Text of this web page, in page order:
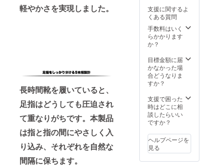
軽やかさを実現しました。
長時間靴を履いていると、
足指はどうしても圧迫され
て重なりがちです。本製品
は指と指の間にやさしく入
り込み、それぞれを自然な
間隔に保ちます。
SEBSシ
リコン
Donggu
an
Jiuhui
Industri
al
※この商
品は
OEMで
す。 商
につい
て 商品
サイ
ズ
3.5cm
素材
SEBSシ
支援に関するよ
くある質問
手数料はいく
らかかります
か？
目標金額に届
かなかった場
合どうなりま
すか？
支援で困った
時はどこに相
談したらいい
ですか？
ヘルプページを
見る